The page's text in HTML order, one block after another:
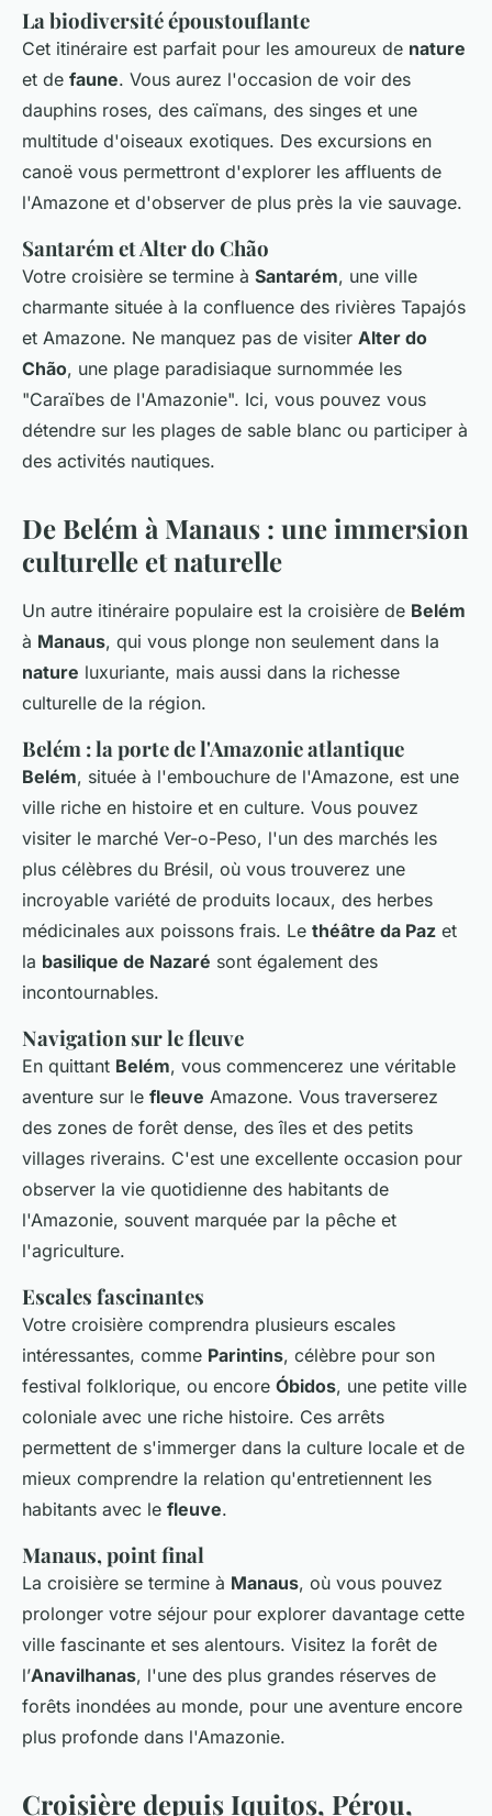
La biodiversité époustouflante
Cet itinéraire est parfait pour les amoureux de nature
et de faune. Vous aurez l'occasion de voir des
dauphins roses, des caïmans, des singes et une
multitude d'oiseaux exotiques. Des excursions en
canoë vous permettront d'explorer les affluents de
l'Amazone et d'observer de plus près la vie sauvage.
Santarém et Alter do Chão
Votre croisière se termine à Santarém, une ville
charmante située à la confluence des rivières Tapajós
et Amazone. Ne manquez pas de visiter Alter do
Chão, une plage paradisiaque surnommée les
"Caraïbes de l'Amazonie". Ici, vous pouvez vous
détendre sur les plages de sable blanc ou participer à
des activités nautiques.
De Belém à Manaus : une immersion
culturelle et naturelle
Un autre itinéraire populaire est la croisière de Belém
à Manaus, qui vous plonge non seulement dans la
nature luxuriante, mais aussi dans la richesse
culturelle de la région.
Belém : la porte de l'Amazonie atlantique
Belém, située à l'embouchure de l'Amazone, est une
ville riche en histoire et en culture. Vous pouvez
visiter le marché Ver-o-Peso, l'un des marchés les
plus célèbres du Brésil, où vous trouverez une
incroyable variété de produits locaux, des herbes
médicinales aux poissons frais. Le théâtre da Paz et
la basilique de Nazaré sont également des
incontournables.
Navigation sur le fleuve
En quittant Belém, vous commencerez une véritable
aventure sur le fleuve Amazone. Vous traverserez
des zones de forêt dense, des îles et des petits
villages riverains. C'est une excellente occasion pour
observer la vie quotidienne des habitants de
l'Amazonie, souvent marquée par la pêche et
l'agriculture.
Escales fascinantes
Votre croisière comprendra plusieurs escales
intéressantes, comme Parintins, célèbre pour son
festival folklorique, ou encore Óbidos, une petite ville
coloniale avec une riche histoire. Ces arrêts
permettent de s'immerger dans la culture locale et de
mieux comprendre la relation qu'entretiennent les
habitants avec le fleuve.
Manaus, point final
La croisière se termine à Manaus, où vous pouvez
prolonger votre séjour pour explorer davantage cette
ville fascinante et ses alentours. Visitez la forêt de
l’Anavilhanas, l'une des plus grandes réserves de
forêts inondées au monde, pour une aventure encore
plus profonde dans l'Amazonie.
Croisière depuis Iquitos, Pérou,